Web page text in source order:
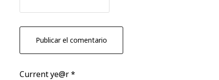
Current ye@r*